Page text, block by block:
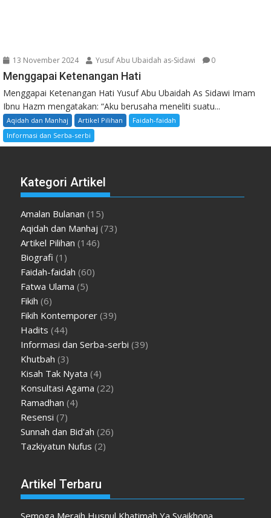
13 November 2024 Yusuf Abu Ubaidah as-Sidawi 0
Menggapai Ketenangan Hati
Menggapai Ketenangan Hati Yusuf Abu Ubaidah As Sidawi Imam
Ibnu Hazm mengatakan: “Aku berusaha meneliti suatu...
Aqidah dan Manhaj Artikel Pilihan
Faidah-faidah
Informasi dan Serba-serbi
Kategori Artikel
Amalan Bulanan (15)
Aqidah dan Manhaj (73)
Artikel Pilihan (146)
Biografi (1)
Faidah-faidah (60)
Fatwa Ulama (5)
Fikih (6)
Fikih Kontemporer (39)
Hadits (44)
Informasi dan Serba-serbi (39)
Khutbah (3)
Kisah Tak Nyata (4)
Konsultasi Agama (22)
Ramadhan (4)
Resensi (7)
Sunnah dan Bid'ah (26)
Tazkiyatun Nufus (2)
Artikel Terbaru